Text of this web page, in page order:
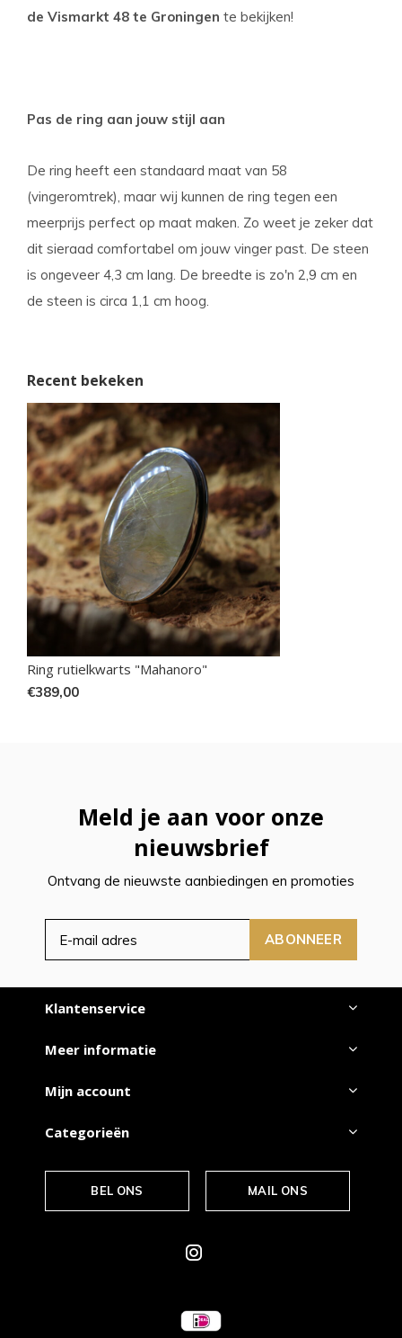
de Vismarkt 48 te Groningen te bekijken!
Pas de ring aan jouw stijl aan
De ring heeft een standaard maat van 58
(vingeromtrek), maar wij kunnen de ring tegen een
meerprijs perfect op maat maken. Zo weet je zeker dat
dit sieraad comfortabel om jouw vinger past. De steen
is ongeveer 4,3 cm lang. De breedte is zo'n 2,9 cm en
de steen is circa 1,1 cm hoog.
Recent bekeken
Ring rutielkwarts "Mahanoro"
€389,00
Meld je aan voor onze
nieuwsbrief
Ontvang de nieuwste aanbiedingen en promoties
ABONNEER
Klantenservice
Meer informatie
Mijn account
Categorieën
BEL ONS MAIL ONS